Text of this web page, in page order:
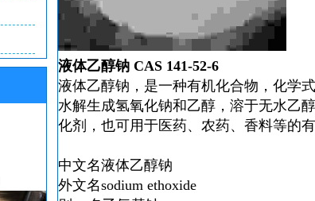
液体乙醇钠 CAS 141-52-6
液体乙醇钠 ，是一种有机化合物，化学
水解生成氢氧化钠和乙醇，溶于无水乙
化剂，也可用于医药、农药、香料等的有
中文名液体乙醇钠
外文名sodium ethoxide